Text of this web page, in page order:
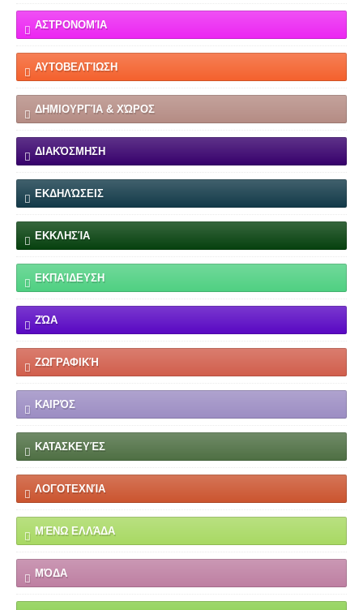
ΑΣΤΡΟΝΟΜΊΑ
ΑΥΤΟΒΕΛΤΊΩΣΗ
ΔΗΜΙΟΥΡΓΊΑ & ΧΏΡΟΣ
ΔΙΑΚΌΣΜΗΣΗ
ΕΚΔΗΛΏΣΕΙΣ
ΕΚΚΛΗΣΊΑ
ΕΚΠΑΊΔΕΥΣΗ
ΖΏΑ
ΖΩΓΡΑΦΙΚΉ
ΚΑΙΡΌΣ
ΚΑΤΑΣΚΕΥΈΣ
ΛΟΓΟΤΕΧΝΊΑ
ΜΈΝΩ ΕΛΛΆΔΑ
ΜΌΔΑ